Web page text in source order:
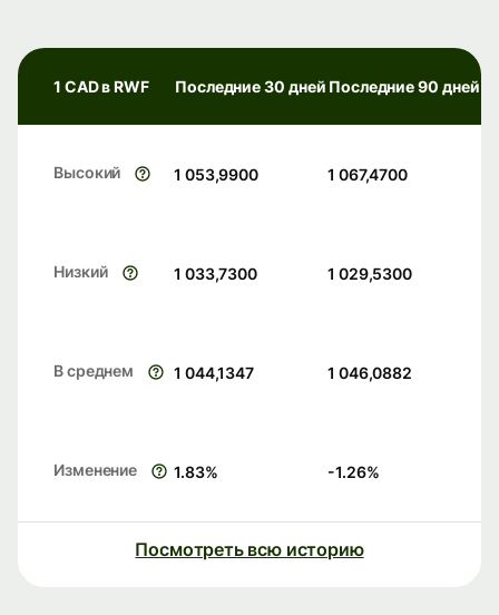
1 CAD в RWF Последние 30 дней Последние 90 дней
Высокий 1 053,9900 1 067,4700
Низкий 1 033,7300 1 029,5300
В среднем 1 044,1347 1 046,0882
Изменение 1.83% -1.26%
Посмотреть всю историю